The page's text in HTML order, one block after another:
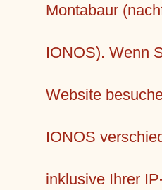
Montabaur
IONOS). Wenn
Website
IONOS
inklusive Ihrer